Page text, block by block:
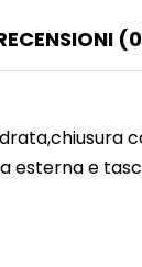
esterna e